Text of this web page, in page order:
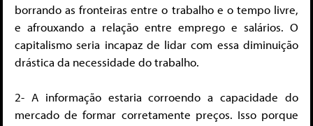
borrando as fronteiras entre o trabalho e o tempo livre,
e afrouxando a relação entre emprego e salários. O
capitalismo seria incapaz de lidar com essa diminuição
drástica da necessidade do trabalho.
2- A informação estaria corroendo a capacidade do
mercado de formar corretamente preços. Isso porque